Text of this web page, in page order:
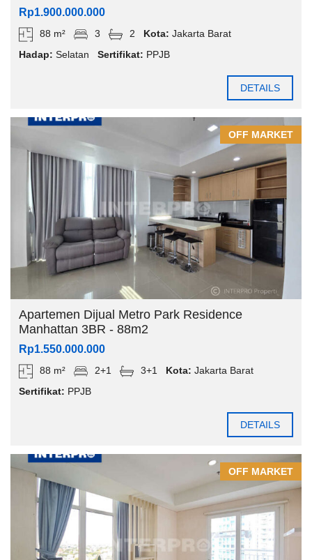
Rp1.900.000.000
88 m² 3 2 Kota: Jakarta Barat
Hadap: Selatan Sertifikat: PPJB
DETAILS
OFF MARKET
Apartemen Dijual Metro Park Residence
Manhattan 3BR - 88m2
Rp1.550.000.000
88 m² 2+1 3+1 Kota: Jakarta Barat
Sertifikat: PPJB
DETAILS
OFF MARKET